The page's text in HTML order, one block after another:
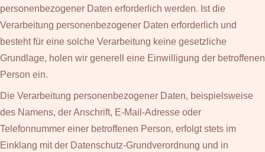
personenbezogener Daten erforderlich werden. Ist die
Verarbeitung personenbezogener Daten erforderlich und
besteht für eine solche Verarbeitung keine gesetzliche
Grundlage, holen wir generell eine Einwilligung der betroffenen
Person ein.
Die Verarbeitung personenbezogener Daten, beispielsweise
des Namens, der Anschrift, E-Mail-Adresse oder
Telefonnummer einer betroffenen Person, erfolgt stets im
Einklang mit der Datenschutz-Grundverordnung und in